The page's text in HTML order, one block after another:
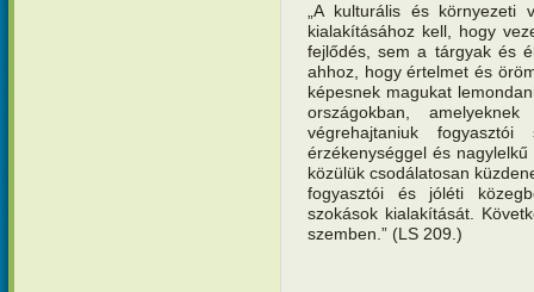
„A kulturális és környezeti
kialakításához kell, hogy
fejlődés, sem a tárgyak és
ahhoz, hogy értelmet és
képesnek magukat
országokban,
végrehajtaniuk
érzékenységgel és
közülük csodálatosan
fogyasztói és jóléti
szokások kialakítását.
szemben.” (LS 209.)